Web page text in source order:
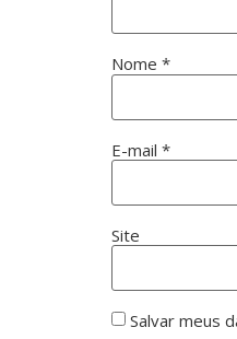
Nome *
E-mail *
Site
Salvar meus